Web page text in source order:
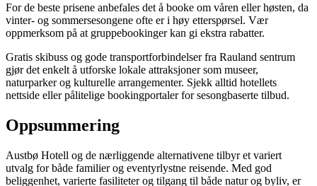
For de beste prisene anbefales det å booke om våren eller høsten, da
vinter- og sommersesongene ofte er i høy etterspørsel. Vær
oppmerksom på at gruppebookinger kan gi ekstra rabatter.
Gratis skibuss og gode transportforbindelser fra Rauland sentrum
gjør det enkelt å utforske lokale attraksjoner som museer,
naturparker og kulturelle arrangementer. Sjekk alltid hotellets
nettside eller pålitelige bookingportaler for sesongbaserte tilbud.
Oppsummering
Austbø Hotell og de nærliggende alternativene tilbyr et variert
utvalg for både familier og eventyrlystne reisende. Med god
beliggenhet, varierte fasiliteter og tilgang til både natur og byliv, er